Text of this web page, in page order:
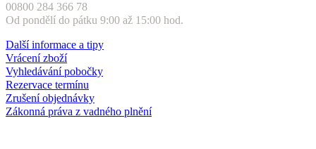
00800 284 366 78
Od pondělí do pátku 9:00 až 15:00 hod.
Další informace a tipy
Vrácení zboží
Vyhledávání pobočky
Rezervace termínu
Zrušení objednávky
Zákonná práva z vadného plnění